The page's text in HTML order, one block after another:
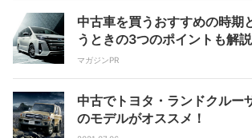
中古車を買うおすすめの時期
うときの3つのポイントも解説
マガジンPR
中古でトヨタ・ランドクルー
のモデルがオススメ！